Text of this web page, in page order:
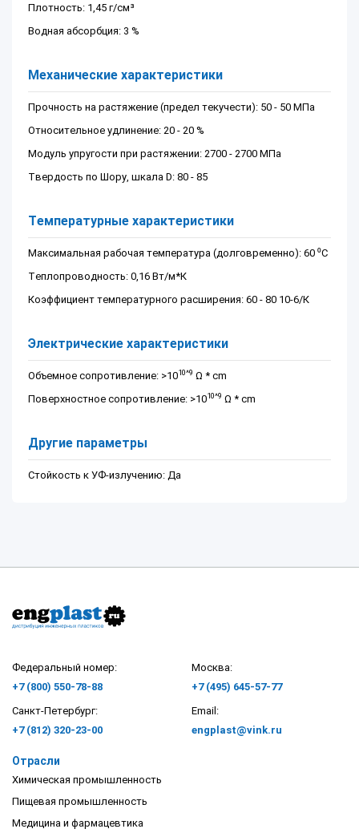
Плотность: 1,45 г/см³
Водная абсорбция: 3 %
Механические характеристики
Прочность на растяжение (предел текучести): 50 - 50 МПа
Относительное удлинение: 20 - 20 %
Модуль упругости при растяжении: 2700 - 2700 МПа
Твердость по Шору, шкала D: 80 - 85
Температурные характеристики
Максимальная рабочая температура (долговременно): 60 ⁰С
Теплопроводность: 0,16 Вт/м*К
Коэффициент температурного расширения: 60 - 80 10-6/К
Электрические характеристики
Объемное сопротивление: >1010^9 Ω * cm
Поверхностное сопротивление: >1010^9 Ω * cm
Другие параметры
Стойкость к УФ-излучению: Да
Федеральный номер:
+7 (800) 550-78-88
Москва:
+7 (495) 645-57-77
Санкт-Петербург:
+7 (812) 320-23-00
Email:
engplast@vink.ru
Отрасли
Химическая промышленность
Пищевая промышленность
Медицина и фармацевтика